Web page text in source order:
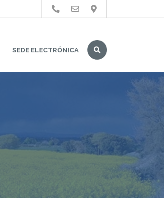
SEDE ELECTRÓNICA
Buscar